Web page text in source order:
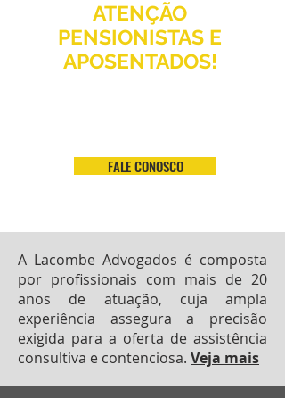
ATENÇÃO
PENSIONISTAS E
APOSENTADOS!
FALE CONOSCO
A Lacombe Advogados é composta
por profissionais com mais de 20
anos de atuação, cuja ampla
experiência assegura a precisão
exigida para a oferta de assistência
consultiva e contenciosa. Veja mais